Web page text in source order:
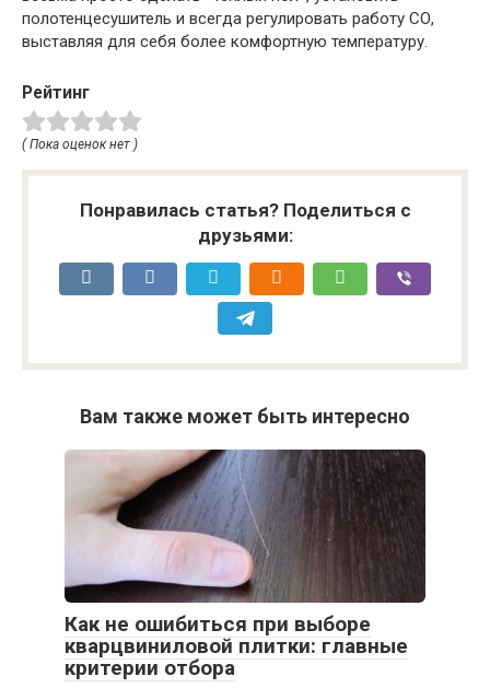
полотенцесушитель и всегда регулировать работу СО,
выставляя для себя более комфортную температуру.
Рейтинг
( Пока оценок нет )
Понравилась статья? Поделиться с
друзьями:
Вам также может быть интересно
Как не ошибиться при выборе
кварцвиниловой плитки: главные
критерии отбора